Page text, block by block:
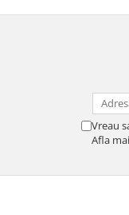
Vreau
Afla